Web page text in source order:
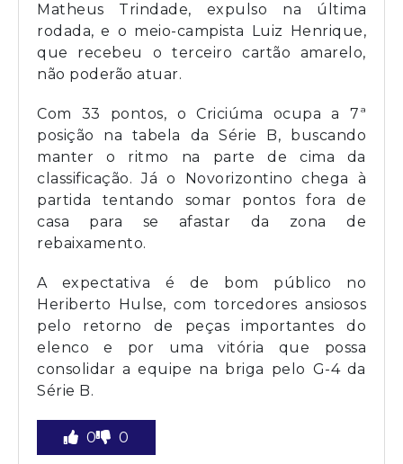
Matheus Trindade, expulso na última
rodada, e o meio-campista Luiz Henrique,
que recebeu o terceiro cartão amarelo,
não poderão atuar.
Com 33 pontos, o Criciúma ocupa a 7ª
posição na tabela da Série B, buscando
manter o ritmo na parte de cima da
classificação. Já o Novorizontino chega à
partida tentando somar pontos fora de
casa para se afastar da zona de
rebaixamento.
A expectativa é de bom público no
Heriberto Hulse, com torcedores ansiosos
pelo retorno de peças importantes do
elenco e por uma vitória que possa
consolidar a equipe na briga pelo G-4 da
Série B.
0 0